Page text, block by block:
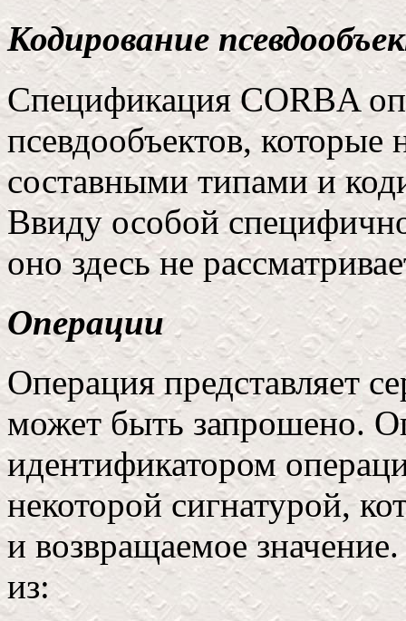
Кодирование
Спецификация CORBA
псевдообъектов,
составными типами и
Ввиду особой
оно здесь не
Операции
Операция представляет
может быть запрошено.
идентификатором
некоторой сигнатурой,
и возвращаемое
из: